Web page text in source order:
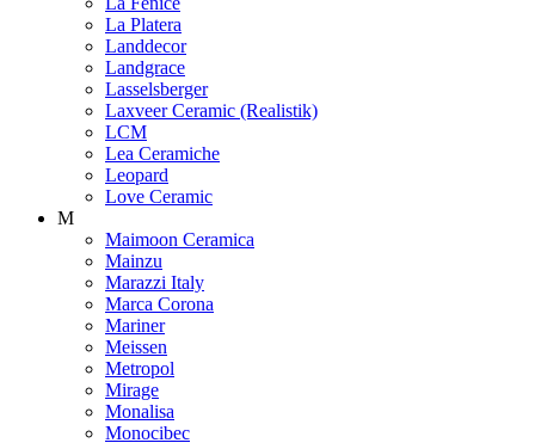
La Platera
Landdecor
Landgrace
Lasselsberger
Laxveer Ceramic (Realistik)
LCM
Lea Ceramiche
Leopard
Love Ceramic
M
Maimoon Ceramica
Mainzu
Marazzi Italy
Marca Corona
Mariner
Meissen
Metropol
Mirage
Monalisa
Monocibec